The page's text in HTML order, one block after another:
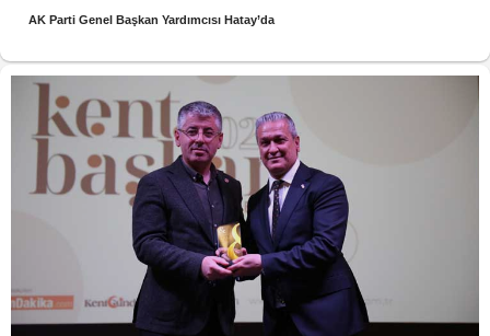
AK Parti Genel Başkan Yardımcısı Hatay’da